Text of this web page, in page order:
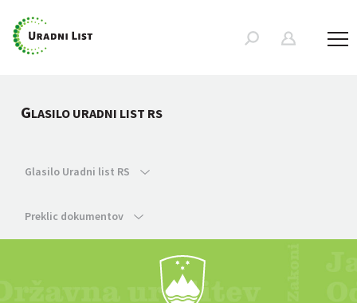
GLASILO URADNI LIST RS
Glasilo Uradni list RS
Preklic dokumentov